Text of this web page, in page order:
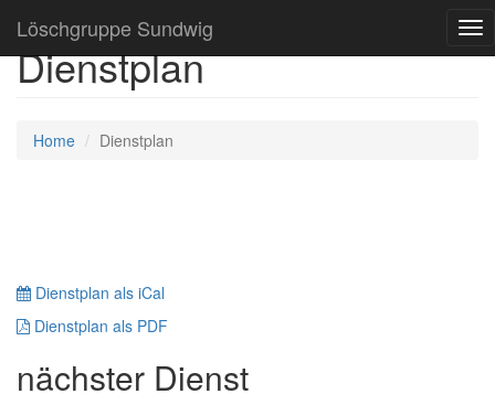
Löschgruppe Sundwig
Dienstplan
Home Dienstplan
Dienstplan als iCal
Dienstplan als PDF
nächster Dienst